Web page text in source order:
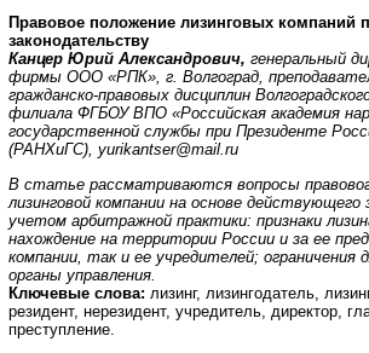
Правовое положение лизинговых компаний
законодательству
Канцер Юрий Александрович, генеральный
фирмы ООО «РПК», г. Волгоград,
гражданско-правовых дисциплин
филиала ФГБОУ ВПО «Российская академия
государственной службы при Президенте
(РАНХиГС), yurikantser@mail.ru
В статье рассматриваются вопросы
лизинговой компании на основе действующего
учетом арбитражной практики: признаки
нахождение на территории России и за ее
компании, так и ее учредителей; ограничения
органы управления.
Ключевые слова: лизинг, лизингодатель,
резидент, нерезидент, учредитель, директор,
преступление.